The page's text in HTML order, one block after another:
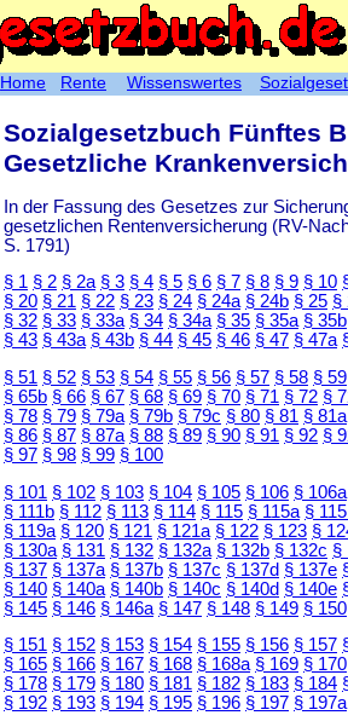
Sozialgesetzbuch Fünftes
Gesetzliche
In der Fassung des Gesetzes zur
gesetzlichen Rentenversicherung (RV-
S. 1791)
§ 1 § 2 § 2a § 3 § 4 § 5 § 6 § 7 § 8 § 9 § 10
§ 20 § 21 § 22 § 23 § 24 § 24a § 24b § 25 §
§ 32 § 33 § 33a § 34 § 34a § 35 § 35a § 35b
§ 43 § 43a § 43b § 44 § 45 § 46 § 47 § 47a
§ 51 § 52 § 53 § 54 § 55 § 56 § 57 § 58 § 59
§ 65b § 66 § 67 § 68 § 69 § 70 § 71 § 72 §
§ 78 § 79 § 79a § 79b § 79c § 80 § 81 § 81a
§ 86 § 87 § 87a § 88 § 89 § 90 § 91 § 92 §
§ 97 § 98 § 99 § 100
§ 101 § 102 § 103 § 104 § 105 § 106 § 106a
§ 111b § 112 § 113 § 114 § 115 § 115a §
§ 119a § 120 § 121 § 121a § 122 § 123 §
§ 130a § 131 § 132 § 132a § 132b § 132c §
§ 137 § 137a § 137b § 137c § 137d § 137e
§ 140 § 140a § 140b § 140c § 140d § 140e
§ 145 § 146 § 146a § 147 § 148 § 149 § 150
§ 151 § 152 § 153 § 154 § 155 § 156 § 157
§ 165 § 166 § 167 § 168 § 168a § 169 § 170
§ 178 § 179 § 180 § 181 § 182 § 183 § 184
§ 192 § 193 § 194 § 195 § 196 § 197 § 197a
Home Rente Wissenswertes